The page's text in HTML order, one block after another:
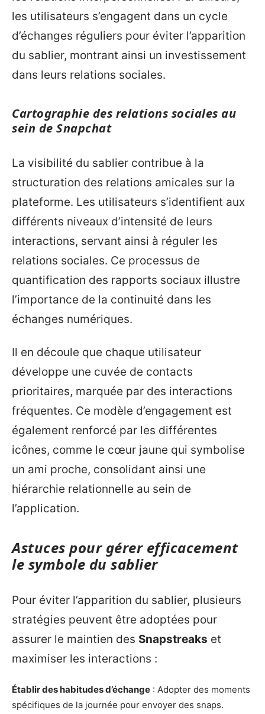
les utilisateurs s’engagent dans un cycle
d’échanges réguliers pour éviter l’apparition
du sablier, montrant ainsi un investissement
dans leurs relations sociales.
Cartographie des relations sociales au
sein de Snapchat
La visibilité du sablier contribue à la
structuration des relations amicales sur la
plateforme. Les utilisateurs s’identifient aux
différents niveaux d’intensité de leurs
interactions, servant ainsi à réguler les
relations sociales. Ce processus de
quantification des rapports sociaux illustre
l’importance de la continuité dans les
échanges numériques.
Il en découle que chaque utilisateur
développe une cuvée de contacts
prioritaires, marquée par des interactions
fréquentes. Ce modèle d’engagement est
également renforcé par les différentes
icônes, comme le cœur jaune qui symbolise
un ami proche, consolidant ainsi une
hiérarchie relationnelle au sein de
l’application.
Astuces pour gérer efficacement
le symbole du sablier
Pour éviter l’apparition du sablier, plusieurs
stratégies peuvent être adoptées pour
assurer le maintien des Snapstreaks et
maximiser les interactions :
Établir des habitudes d’échange : Adopter des moments
spécifiques de la journée pour envoyer des snaps.